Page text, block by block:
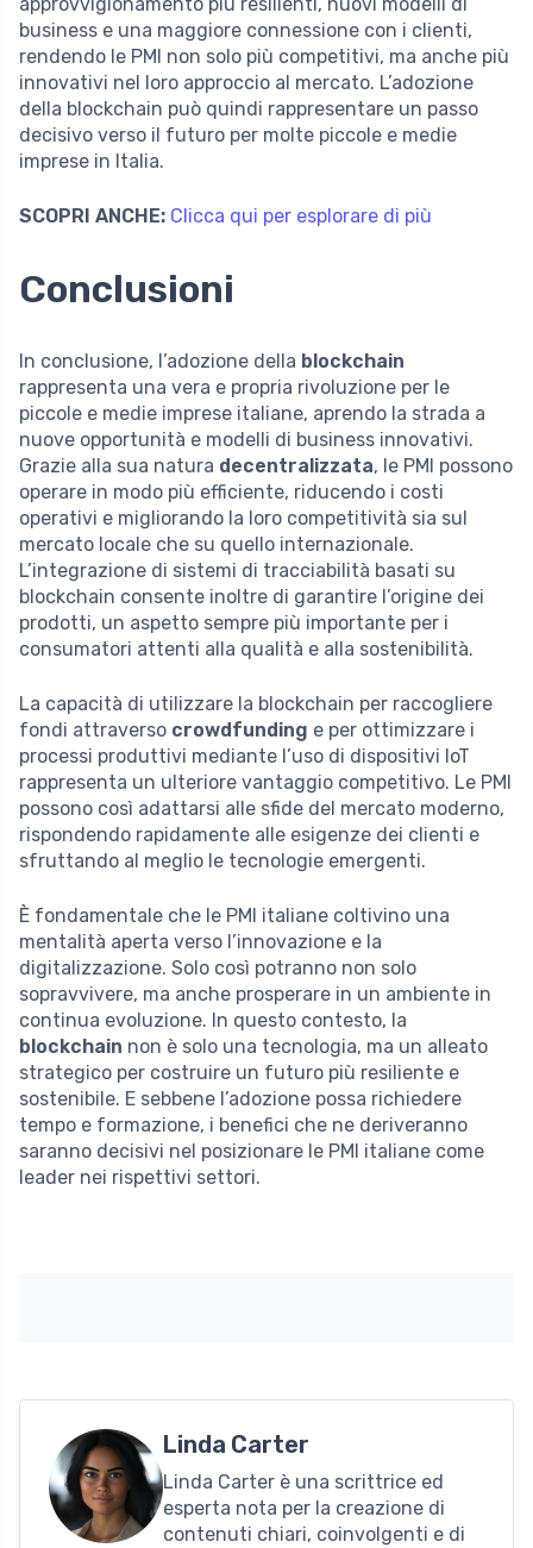
business e una maggiore connessione con i clienti,
rendendo le PMI non solo più competitivi, ma anche più
innovativi nel loro approccio al mercato. L’adozione
della blockchain può quindi rappresentare un passo
decisivo verso il futuro per molte piccole e medie
imprese in Italia.
SCOPRI ANCHE: Clicca qui per esplorare di più
Conclusioni
In conclusione, l’adozione della blockchain
rappresenta una vera e propria rivoluzione per le
piccole e medie imprese italiane, aprendo la strada a
nuove opportunità e modelli di business innovativi.
Grazie alla sua natura decentralizzata, le PMI possono
operare in modo più efficiente, riducendo i costi
operativi e migliorando la loro competitività sia sul
mercato locale che su quello internazionale.
L’integrazione di sistemi di tracciabilità basati su
blockchain consente inoltre di garantire l’origine dei
prodotti, un aspetto sempre più importante per i
consumatori attenti alla qualità e alla sostenibilità.
La capacità di utilizzare la blockchain per raccogliere
fondi attraverso crowdfunding e per ottimizzare i
processi produttivi mediante l’uso di dispositivi IoT
rappresenta un ulteriore vantaggio competitivo. Le PMI
possono così adattarsi alle sfide del mercato moderno,
rispondendo rapidamente alle esigenze dei clienti e
sfruttando al meglio le tecnologie emergenti.
È fondamentale che le PMI italiane coltivino una
mentalità aperta verso l’innovazione e la
digitalizzazione. Solo così potranno non solo
sopravvivere, ma anche prosperare in un ambiente in
continua evoluzione. In questo contesto, la
blockchain non è solo una tecnologia, ma un alleato
strategico per costruire un futuro più resiliente e
sostenibile. E sebbene l’adozione possa richiedere
tempo e formazione, i benefici che ne deriveranno
saranno decisivi nel posizionare le PMI italiane come
leader nei rispettivi settori.
Linda Carter
Linda Carter è una scrittrice ed
esperta nota per la creazione di
contenuti chiari, coinvolgenti e di